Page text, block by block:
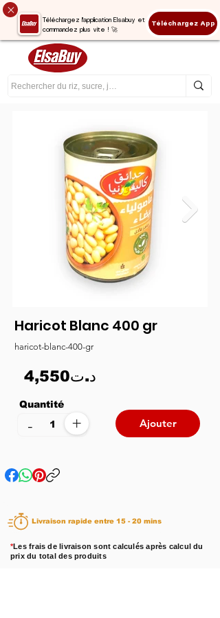
Téléchargez l'application Elsabuy et
commandez plus vite ! 🚀
Téléchargez App
Haricot Blanc 400 gr
haricot-blanc-400-gr
4,550د.ت
Quantité
+
- Ajouter
Livraison rapide entre 15 - 20 mins
*Les frais de livraison sont calculés après calcul du
prix du total des produits